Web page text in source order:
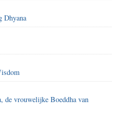
Dhyana
de vrouwelijke Boeddha van